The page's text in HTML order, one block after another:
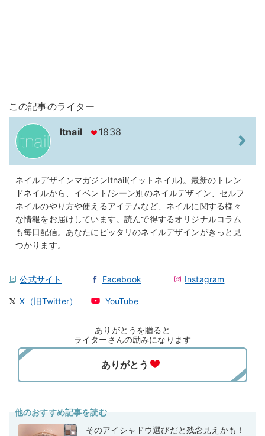
この記事のライター
Itnail 1838
ネイルデザインマガジンItnail(イットネイル)。最新のトレン
ドネイルから、イベント/シーン別のネイルデザイン、セルフ
ネイルのやり方や使えるアイテムなど、ネイルに関する様々
な情報をお届けしています。読んで得するオリジナルコラム
も毎日配信。あなたにピッタリのネイルデザインがきっと見
つかります。
公式サイト Facebook Instagram
X（旧Twitter） YouTube
ありがとうを贈ると
ライターさんの励みになります
他のおすすめ記事を読む
そのアイシャドウ選びだと残念見えかも！